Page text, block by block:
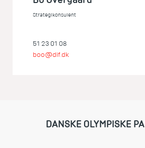
Strategikonsulent
51 23 01 08
boo@dif.dk
DANSKE OLYMPISKE